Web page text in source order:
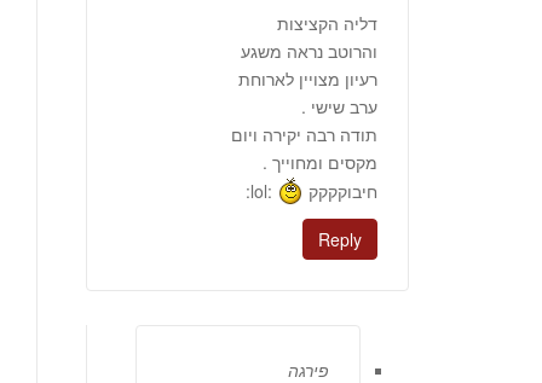
דליה הקציצות
והרוטב נראה משגע
רעיון מצויין לארוחת
ערב שישי .
תודה רבה יקירה ויום
מקסים ומחוייך .
חיבוקקקק
:lol:
Reply
פירגה